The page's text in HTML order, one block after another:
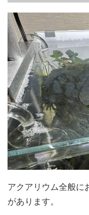
アクアリウム全般に
があります。